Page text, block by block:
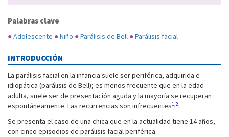
Palabras clave
●Adolescente ●Niño ●Parálisis de Bell ●Parálisis facial
INTRODUCCIÓN
La parálisis facial en la infancia suele ser periférica, adquirida e
idiopática (parálisis de Bell); es menos frecuente que en la edad
adulta, suele ser de presentación aguda y la mayoría se recuperan
espontáneamente. Las recurrencias son infrecuentes1,2.
Se presenta el caso de una chica que en la actualidad tiene 14 años,
con cinco episodios de parálisis facial periférica.